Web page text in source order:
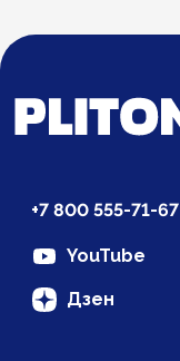
+7 800 555-71-67
YouTube
Дзен